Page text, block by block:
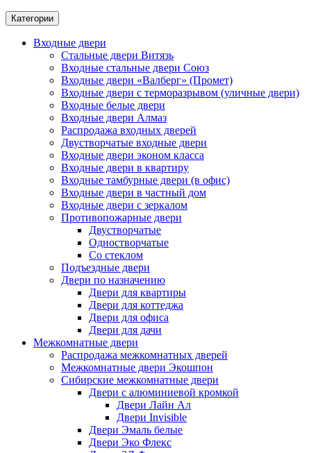
Категории
Входные двери
Стальные двери Витязь
Входные стальные двери Союз
Входные двери «Валберг» (Промет)
Входные двери с терморазрывом (уличные двери)
Входные белые двери
Входные двери Алмаз
Распродажа входных дверей
Двустворчатые входные двери
Входные двери эконом класса
Входные двери в квартиру
Входные тамбурные двери (в офис)
Входные двери в частный дом
Входные двери с зеркалом
Противопожарные двери
Двустворчатые
Одностворчатые
Со стеклом
Подъездные двери
Двери по назначению
Двери для квартиры
Двери для коттеджа
Двери для офиса
Двери для дачи
Межкомнатные двери
Распродажа межкомнатных дверей
Межкомнатные двери Экошпон
Сибирские межкомнатные двери
Двери с алюминиевой кромкой
Двери Лайн Ал
Двери Invisible
Двери Эмаль белые
Двери Эко Флекс